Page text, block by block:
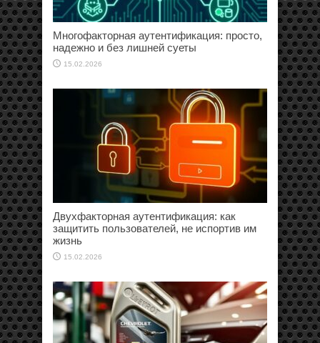
Многофакторная аутентификация: просто,
надежно и без лишней суеты
15.02.2026
Двухфакторная аутентификация: как
защитить пользователей, не испортив им
жизнь
15.02.2026